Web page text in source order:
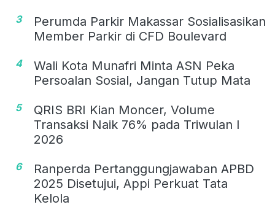
3
Perumda Parkir Makassar Sosialisasikan
Member Parkir di CFD Boulevard
4
Wali Kota Munafri Minta ASN Peka
Persoalan Sosial, Jangan Tutup Mata
5
QRIS BRI Kian Moncer, Volume
Transaksi Naik 76% pada Triwulan I
2026
6
Ranperda Pertanggungjawaban APBD
2025 Disetujui, Appi Perkuat Tata
Kelola